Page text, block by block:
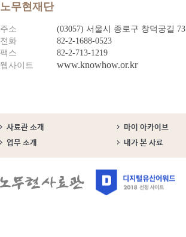
노무현재단
주소
(03057) 서울시 종로구 창덕궁길 73
전화
82-2-1688-0523
팩스
82-2-713-1219
웹사이트
www.knowhow.or.kr
사료관 소개 마이 아카이브
업무 소개
내가 본 사료